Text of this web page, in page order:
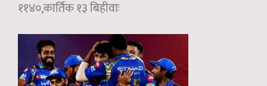
११४०,कार्तिक १३ बिहीवाः